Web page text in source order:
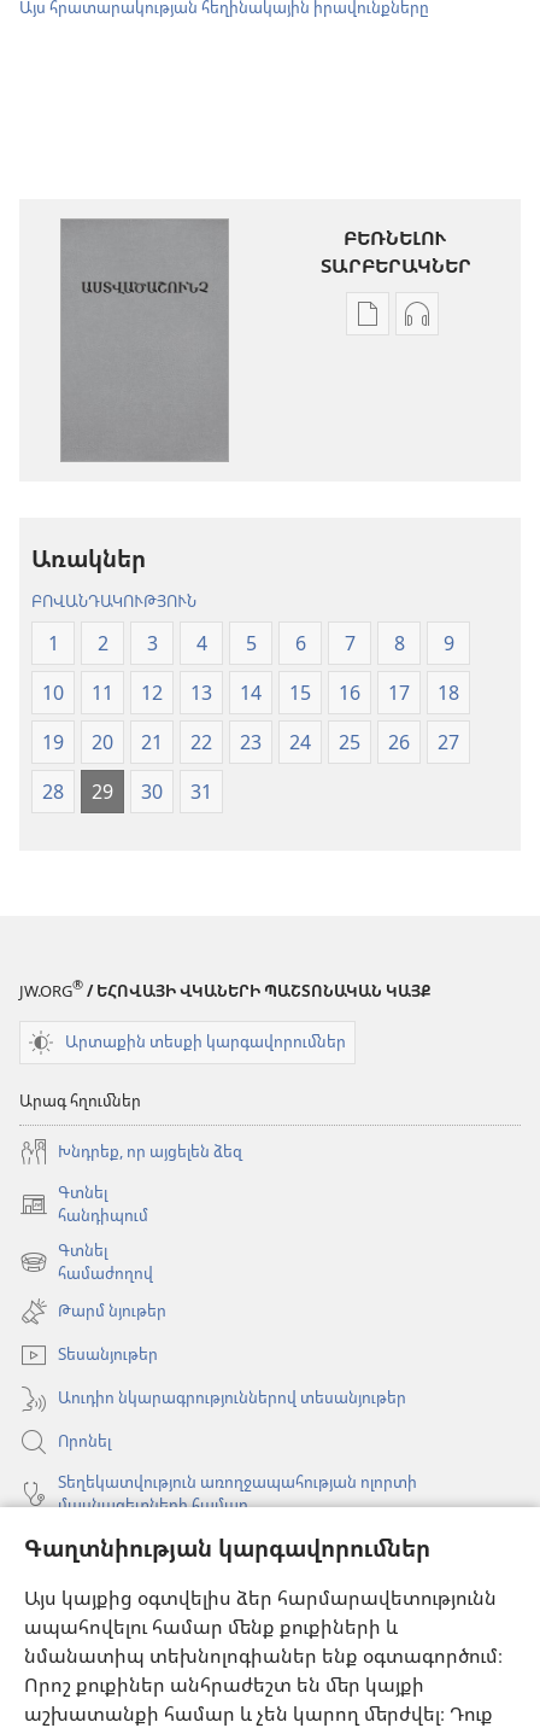
Գաղտնիության կարգավորումներ
Այս կայքից օգտվելիս ձեր հարմարավետությունն
ապահովելու համար մենք քուքիների և
նմանատիպ տեխնոլոգիաներ ենք օգտագործում։
Որոշ քուքիներ անհրաժեշտ են մեր կայքի
աշխատանքի համար և չեն կարող մերժվել։ Դուք
Այս հրատարակության հեղինակային իրավունքները
ԲԵՌՆԵԼՈՒ
ՏԱՐԲԵՐԱԿՆԵՐ
Թվային
Առակներ
ԲՈՎԱՆԴԱԿՈՒԹՅՈՒՆ
1 2 3 4 5 6 7 8
9
10
11 12 13 14 15 16 17
18
19
20 21 22 23 24 25 26
27
28
29 30 31
JW.ORG® / ԵՀՈՎԱՅԻ ՎԿԱՆԵՐԻ ՊԱՇՏՈՆԱԿԱՆ ԿԱՅՔ
Արտաքին տեսքի կարգավորումներ
Արագ հղումներ
Խնդրեք, որ այցելեն ձեզ
Գտնել
հանդիպում
(բացվում
նոր
պատուհան)
Գտնել
համաժողով
(բացվում
նոր
պատուհան)
Թարմ նյութեր
Տեսանյութեր
Աուդիո նկարագրություններով տեսանյութեր
Որոնել
Տեղեկատվություն առողջապահության ոլորտի
մասնագետների համար
Գլոբալ հաղորդակցություն
Օգնություն
Նվիրատվություններ
(բացվում
է
նոր
Դիտարանի ՕՆԼԱՅՆ ԳՐԱԴԱՐԱՆ